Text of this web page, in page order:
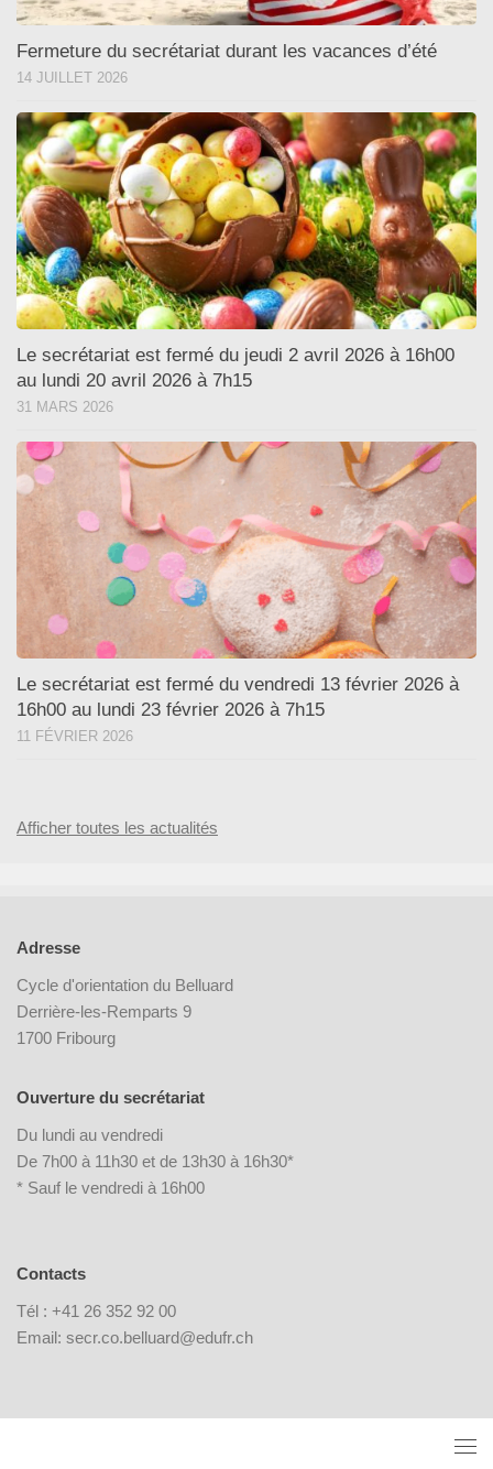
Fermeture du secrétariat durant les vacances d’été
14 JUILLET 2026
Le secrétariat est fermé du jeudi 2 avril 2026 à 16h00
au lundi 20 avril 2026 à 7h15
31 MARS 2026
Le secrétariat est fermé du vendredi 13 février 2026 à
16h00 au lundi 23 février 2026 à 7h15
11 FÉVRIER 2026
Afficher toutes les actualités
Adresse
Cycle d'orientation du Belluard
Derrière-les-Remparts 9
1700 Fribourg
Ouverture du secrétariat
Du lundi au vendredi
De 7h00 à 11h30 et de 13h30 à 16h30*
* Sauf le vendredi à 16h00
Contacts
Tél : +41 26 352 92 00
Email: secr.co.belluard@edufr.ch